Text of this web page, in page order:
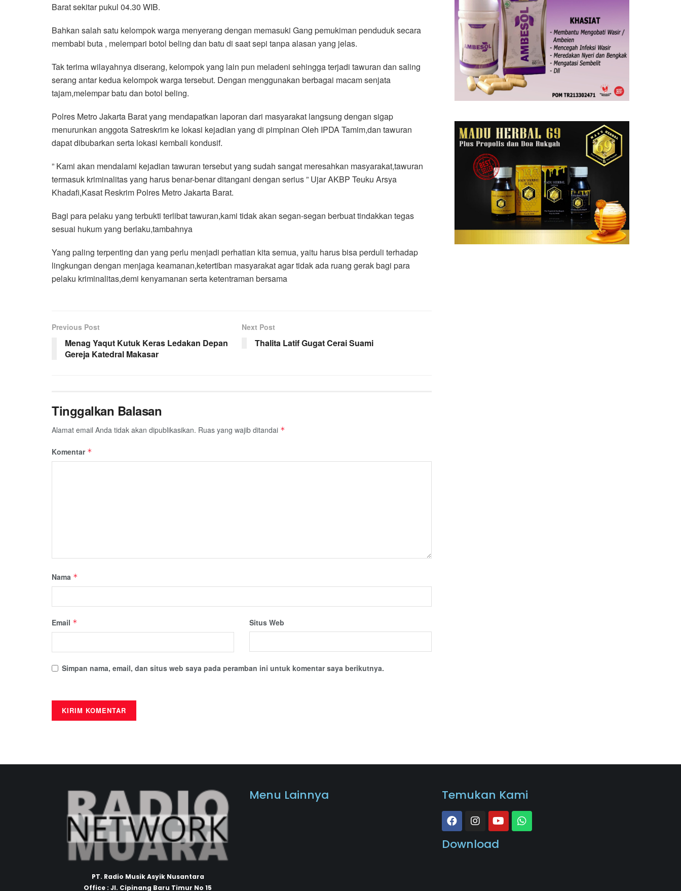
Barat sekitar pukul 04.30 WIB.
Bahkan salah satu kelompok warga menyerang dengan memasuki Gang pemukiman penduduk secara
membabi buta , melempari botol beling dan batu di saat sepi tanpa alasan yang jelas.
Tak terima wilayahnya diserang, kelompok yang lain pun meladeni sehingga terjadi tawuran dan saling
serang antar kedua kelompok warga tersebut. Dengan menggunakan berbagai macam senjata
tajam,melempar batu dan botol beling.
Polres Metro Jakarta Barat yang mendapatkan laporan dari masyarakat langsung dengan sigap
menurunkan anggota Satreskrim ke lokasi kejadian yang di pimpinan Oleh IPDA Tamim,dan tawuran
dapat dibubarkan serta lokasi kembali kondusif.
” Kami akan mendalami kejadian tawuran tersebut yang sudah sangat meresahkan masyarakat,tawuran
termasuk kriminalitas yang harus benar-benar ditangani dengan serius ” Ujar AKBP Teuku Arsya
Khadafi,Kasat Reskrim Polres Metro Jakarta Barat.
Bagi para pelaku yang terbukti terlibat tawuran,kami tidak akan segan-segan berbuat tindakkan tegas
sesuai hukum yang berlaku,tambahnya
Yang paling terpenting dan yang perlu menjadi perhatian kita semua, yaitu harus bisa perduli terhadap
lingkungan dengan menjaga keamanan,ketertiban masyarakat agar tidak ada ruang gerak bagi para
pelaku kriminalitas,demi kenyamanan serta ketentraman bersama
Previous Post
Menag Yaqut Kutuk Keras Ledakan Depan
Gereja Katedral Makasar
Next Post
Thalita Latif Gugat Cerai Suami
Tinggalkan Balasan
Alamat email Anda tidak akan dipublikasikan. Ruas yang wajib ditandai *
Komentar *
Nama *
Email * Situs Web
Simpan nama, email, dan situs web saya pada peramban ini untuk komentar saya berikutnya.
PT. Radio Musik Asyik Nusantara
Office : Jl. Cipinang Baru Timur No 15
Menu Lainnya Temukan Kami
Download